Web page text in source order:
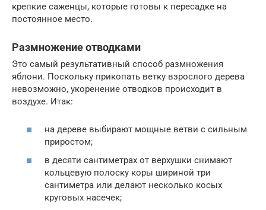
крепкие саженцы, которые готовы к пересадке на
постоянное место.
Размножение отводками
Это самый результативный способ размножения
яблони. Поскольку прикопать ветку взрослого дерева
невозможно, укоренение отводков происходит в
воздухе. Итак:
на дереве выбирают мощные ветви с сильным
приростом;
в десяти сантиметрах от верхушки снимают
кольцевую полоску коры шириной три
сантиметра или делают несколько косых
круговых насечек;